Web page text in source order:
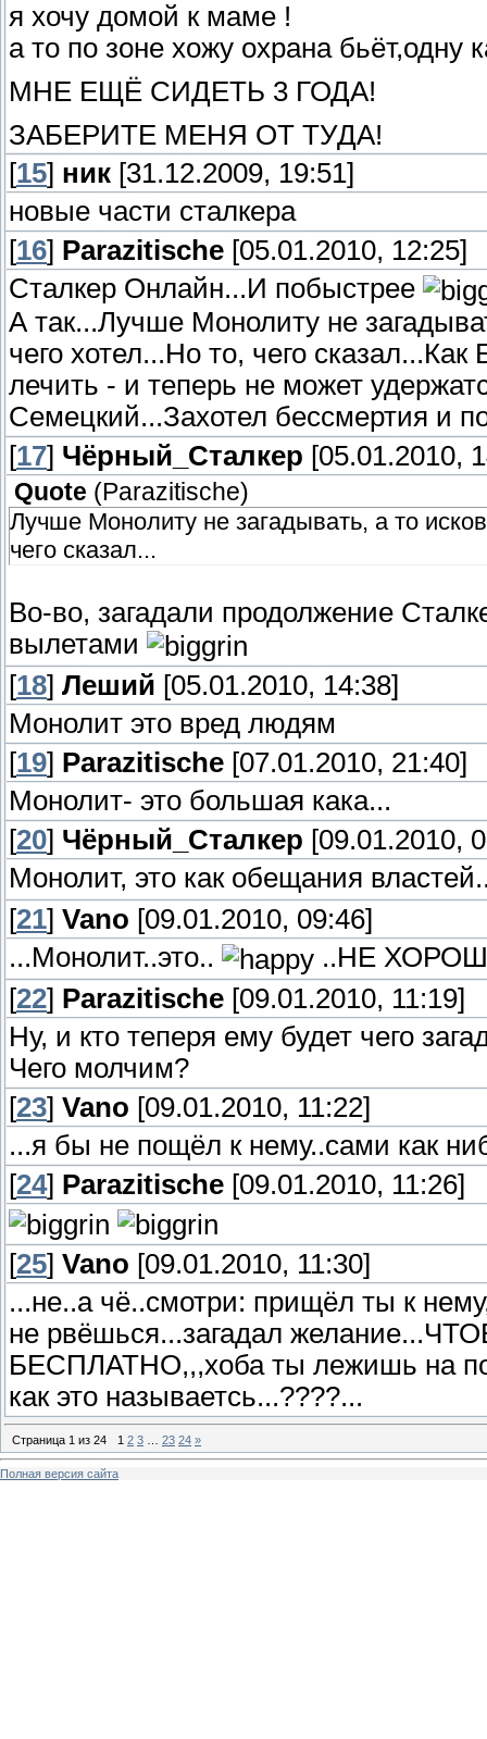
я хочу домой к маме !
а то по зоне хожу охрана бьёт,одну
МНЕ ЕЩЁ СИДЕТЬ 3 ГОДА!
ЗАБЕРИТЕ МЕНЯ ОТ ТУДА!
[15] ник [31.12.2009, 19:51]
новые части сталкера
[16] Parazitische [05.01.2010, 12:25]
Сталкер Онлайн...И побыстрее
А так...Лучше Монолиту не
чего хотел...Но то, чего
лечить - и теперь не может
Семецкий...Захотел бессмертия и
[17] Чёрный_Сталкер [05.01.2010,
Quote ( Parazitische)
Лучше Монолиту не загадывать, а то
чего сказал...
Во-во, загадали продолжение
вылетами
[18] Леший [05.01.2010, 14:38]
Монолит это вред людям
[19] Parazitische [07.01.2010, 21:40]
Монолит- это большая кака...
[20] Чёрный_Сталкер [09.01.2010,
Монолит, это как обещания
[21] Vano [09.01.2010, 09:46]
...Монолит..это..
..НЕ
[22] Parazitische [09.01.2010, 11:19]
Ну, и кто теперя ему будет чего
Чего молчим?
[23] Vano [09.01.2010, 11:22]
...я бы не пощёл к нему..сами как
[24] Parazitische [09.01.2010, 11:26]
[25] Vano [09.01.2010, 11:30]
...не..а чё..смотри: прищёл ты к
не рвёшься...загадал
БЕСПЛАТНО,,,хоба ты лежишь на
как это называетсь...????...
Страница 1 из 24 1 2 3 23 24 »
Полная версия сайта